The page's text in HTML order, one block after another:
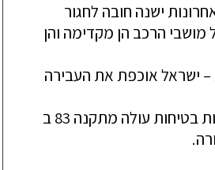
ישנה חובה לחגור
מושבי הרכב הן מקדימה והן
ישראל אוכפת את העבירה
חובת חגירת החגורות בטיחות עולה מתקנה 83 ב